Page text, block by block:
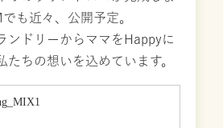
も近々、公開予定。
ンドリーからママをHappyに
たちの想いを込めています。